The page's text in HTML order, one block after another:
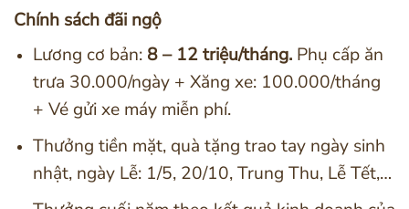
Chính sách đãi ngộ
Lương cơ bản:8 – 12 triệu/tháng.Phụ cấp ăn
trưa 30.000/ngày + Xăng xe: 100.000/tháng
+ Vé gửi xe máy miễn phí.
Thưởng tiền mặt, quà tặng trao tay ngày sinh
nhật, ngày Lễ: 1/5, 20/10, Trung Thu, Lễ Tết,…